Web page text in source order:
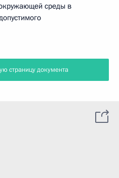
среды в
страницу документа